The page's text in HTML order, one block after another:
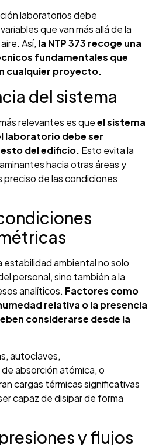
laboratorios debe
que van más allá de la
Así, la NTP 373 recoge una
fundamentales que
cualquier proyecto.
del sistema
relevantes es queel sistema
laboratorio debe ser
del edificio. Esto evita la
hacia otras áreas y
preciso de las condiciones
estabilidad ambiental no solo
personal, sino también a la
analíticos. Factores como
relativa o la presencia
considerarse desde la
autoclaves,
absorción atómica, o
cargas térmicas significativas
capaz de disipar de forma
y flujos